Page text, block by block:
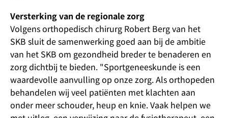
Versterking van de regionale zorg
Volgens orthopedisch chirurg Robert Berg van het
SKB sluit de samenwerking goed aan bij de ambitie
van het SKB om gezondheid breder te benaderen en
zorg dichtbij te bieden. "Sportgeneeskunde is een
waardevolle aanvulling op onze zorg. Als orthopeden
behandelen wij veel patiënten met klachten aan
onder meer schouder, heup en knie. Vaak helpen we